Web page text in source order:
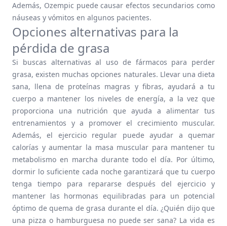
Además, Ozempic puede causar efectos secundarios como
náuseas y vómitos en algunos pacientes.
Opciones alternativas para la
pérdida de grasa
Si buscas alternativas al uso de fármacos para perder
grasa, existen muchas opciones naturales. Llevar una dieta
sana, llena de proteínas magras y fibras, ayudará a tu
cuerpo a mantener los niveles de energía, a la vez que
proporciona una nutrición que ayuda a alimentar tus
entrenamientos y a promover el crecimiento muscular.
Además, el ejercicio regular puede ayudar a quemar
calorías y aumentar la masa muscular para mantener tu
metabolismo en marcha durante todo el día. Por último,
dormir lo suficiente cada noche garantizará que tu cuerpo
tenga tiempo para repararse después del ejercicio y
mantener las hormonas equilibradas para un potencial
óptimo de quema de grasa durante el día. ¿Quién dijo que
una pizza o hamburguesa no puede ser sana? La vida es